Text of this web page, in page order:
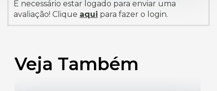
É necessário estar logado para enviar uma
avaliação! Clique aqui para fazer o login.
Veja Também